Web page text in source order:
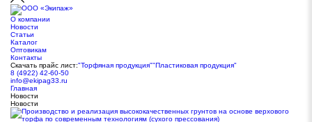
О компании
Новости
Статьи
Каталог
Оптовикам
Контакты
Скачать прайс лист:"Торфяная продукция""Пластиковая продукция"
8 (4922) 42-60-50
info@ekipag33.ru
Главная
Новости
Новости